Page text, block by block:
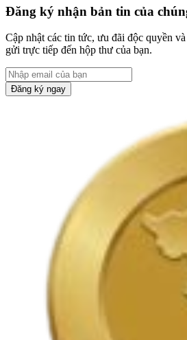
Đăng ký nhận bản tin của
Cập nhật các tin tức, ưu đãi độc quyền
gửi trực tiếp đến hộp thư của bạn.
Đăng ký ngay